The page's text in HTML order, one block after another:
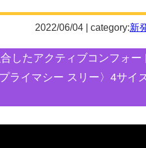
2022/06/04 | category:新
したアクティブコンフォー
イマシー スリー〉4サイ